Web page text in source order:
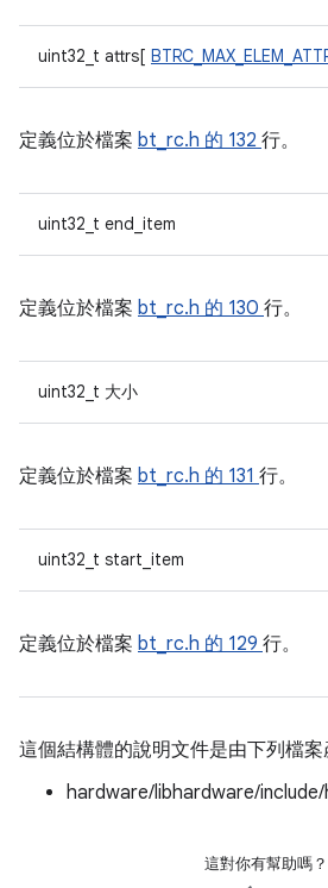
uint32_t attrs[
定義位於檔案 bt_rc.h 的 132 行。
uint32_t end_item
定義位於檔案 bt_rc.h 的 130 行。
uint32_t 大小
定義位於檔案 bt_rc.h 的 131 行。
uint32_t start_item
定義位於檔案 bt_rc.h 的 129 行。
這個結構體的說明文件是由下列檔案
hardware/libhardware/
這對你有幫助嗎？